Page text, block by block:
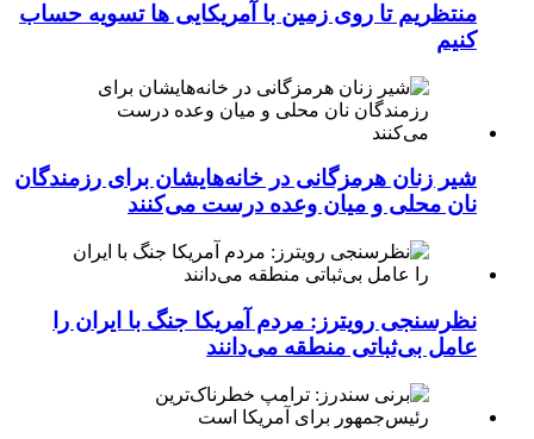
منتظریم تا روی زمین با آمریکایی ها تسویه حساب
کنیم
شیر زنان هرمزگانی در خانه‌هایشان برای رزمندگان
نان محلی و میان وعده درست می‌کنند
نظرسنجی رویترز: مردم آمریکا جنگ با ایران را
عامل بی‌ثباتی منطقه می‌دانند